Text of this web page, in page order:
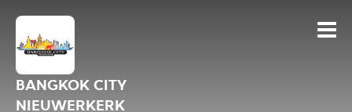
BANGKOK CITY
NIEUWERKERK